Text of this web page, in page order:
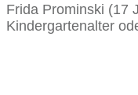
Frida Prominski (17
Kindergartenalter